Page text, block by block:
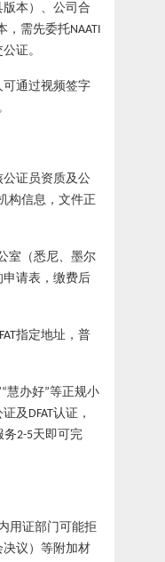
本）、公司合
，需先委托NAATI
证。
通过视频签字
公证员资质及公
构信息，文件正
室（悉尼、墨尔
请表，缴费后
指定地址，普
慧办好”等正规小
及 DFAT认证，
务2-5天即可完
用证部门可能拒
议）等附加材